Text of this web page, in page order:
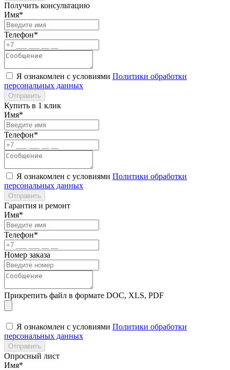
Получить консультацию
Имя*
Телефон*
Я ознакомлен с условиями Политики обработки
персональных данных
Отправить
Купить в 1 клик
Имя*
Телефон*
Я ознакомлен с условиями Политики обработки
персональных данных
Отправить
Гарантия и ремонт
Имя*
Телефон*
Номер заказа
Прикрепить файл в формате DOC, XLS, PDF
Я ознакомлен с условиями Политики обработки
персональных данных
Отправить
Опросный лист
Имя*